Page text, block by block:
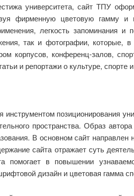
университета, сайт ТПУ
фирменную цветовую гамму и
легкость запоминания
так и фотографии,
корпусов, конференц-залов,
и репортажи о культуре, спорте
позиционирования
пространства. Образ
В основном сайт
сайта отражает суть
помогает в повышении
дизайн и цветовая гамма